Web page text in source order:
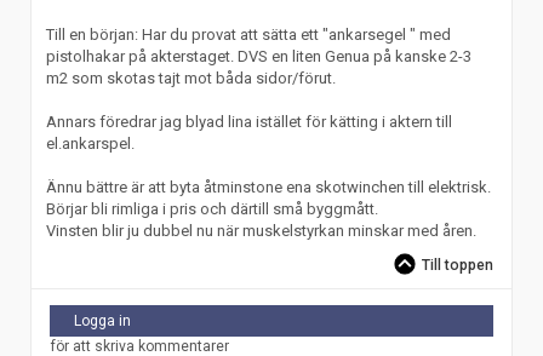
Till en början: Har du provat att sätta ett "ankarsegel " med
pistolhakar på akterstaget. DVS en liten Genua på kanske 2-3
m2 som skotas tajt mot båda sidor/förut.
Annars föredrar jag blyad lina istället för kätting i aktern till
el.ankarspel.
Ännu bättre är att byta åtminstone ena skotwinchen till elektrisk.
Börjar bli rimliga i pris och därtill små byggmått.
Vinsten blir ju dubbel nu när muskelstyrkan minskar med åren.
Till toppen
Logga in
för att skriva kommentarer